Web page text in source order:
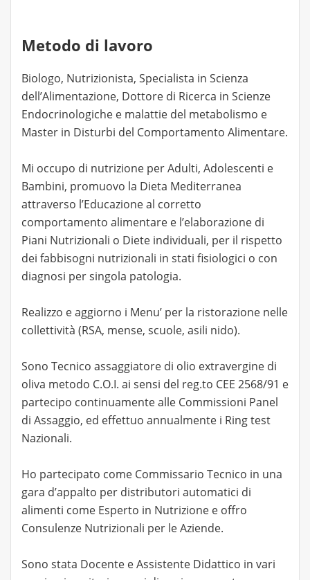
Metodo di lavoro
Biologo, Nutrizionista, Specialista in Scienza
dell’Alimentazione, Dottore di Ricerca in Scienze
Endocrinologiche e malattie del metabolismo e
Master in Disturbi del Comportamento Alimentare.
Mi occupo di nutrizione per Adulti, Adolescenti e
Bambini, promuovo la Dieta Mediterranea
attraverso l’Educazione al corretto
comportamento alimentare e l’elaborazione di
Piani Nutrizionali o Diete individuali, per il rispetto
dei fabbisogni nutrizionali in stati fisiologici o con
diagnosi per singola patologia.
Realizzo e aggiorno i Menu’ per la ristorazione nelle
collettività (RSA, mense, scuole, asili nido).
Sono Tecnico assaggiatore di olio extravergine di
oliva metodo C.O.I. ai sensi del reg.to CEE 2568/91 e
partecipo continuamente alle Commissioni Panel
di Assaggio, ed effettuo annualmente i Ring test
Nazionali.
Ho partecipato come Commissario Tecnico in una
gara d’appalto per distributori automatici di
alimenti come Esperto in Nutrizione e offro
Consulenze Nutrizionali per le Aziende.
Sono stata Docente e Assistente Didattico in vari